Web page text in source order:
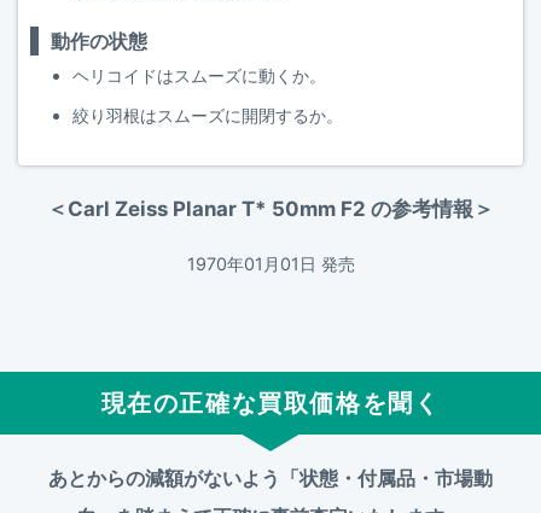
動作の状態
ヘリコイドはスムーズに動くか。
絞り羽根はスムーズに開閉するか。
＜Carl Zeiss Planar T* 50mm F2 の参考情報＞
1970年01月01日 発売
現在の正確な買取価格を聞く
あとからの減額がないよう「状態・付属品・市場動